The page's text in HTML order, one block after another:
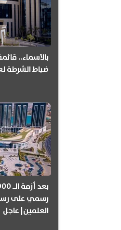
بالأسماء..
ضباط الشرطة لعام 2026
رسمي على
العلمين| عاجل